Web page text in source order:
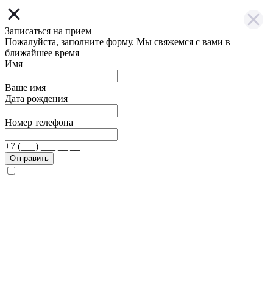
Записаться на прием
Пожалуйста, заполните форму. Мы свяжемся с вами в
ближайшее время
Имя
Ваше имя
Дата рождения
Номер телефона
+7 (___) ___ __ __
Отправить